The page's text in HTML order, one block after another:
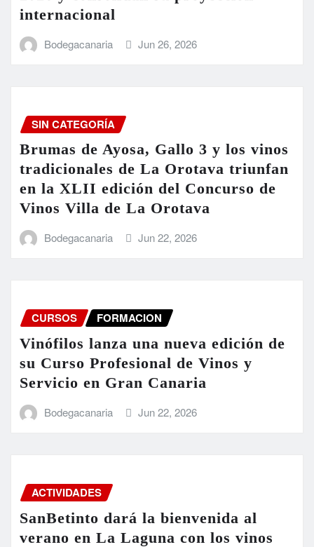
internacional
Bodegacanaria Jun 26, 2026
SIN CATEGORÍA
Brumas de Ayosa, Gallo 3 y los vinos
tradicionales de La Orotava triunfan
en la XLII edición del Concurso de
Vinos Villa de La Orotava
Bodegacanaria Jun 22, 2026
CURSOS FORMACION
Vinófilos lanza una nueva edición de
su Curso Profesional de Vinos y
Servicio en Gran Canaria
Bodegacanaria Jun 22, 2026
ACTIVIDADES
SanBetinto dará la bienvenida al
verano en La Laguna con los vinos